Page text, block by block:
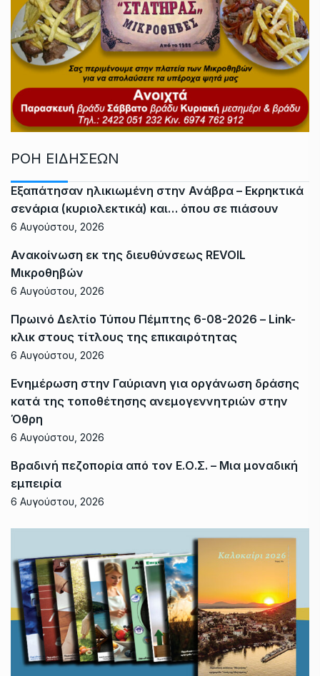
ΡΟΗ ΕΙΔΗΣΕΩΝ
Εξαπάτησαν ηλικιωμένη στην Ανάβρα – Εκρηκτικά
σενάρια (κυριολεκτικά) και… όπου σε πιάσουν
6 Αυγούστου, 2026
Ανακοίνωση εκ της διευθύνσεως REVOIL
Μικροθηβών
6 Αυγούστου, 2026
Πρωινό Δελτίο Τύπου Πέμπτης 6-08-2026 – Link-
κλικ στους τίτλους της επικαιρότητας
6 Αυγούστου, 2026
Ενημέρωση στην Γαύριανη για οργάνωση δράσης
κατά της τοποθέτησης ανεμογεννητριών στην
Όθρη
6 Αυγούστου, 2026
Βραδινή πεζοπορία από τον Ε.Ο.Σ. – Μια μοναδική
εμπειρία
6 Αυγούστου, 2026